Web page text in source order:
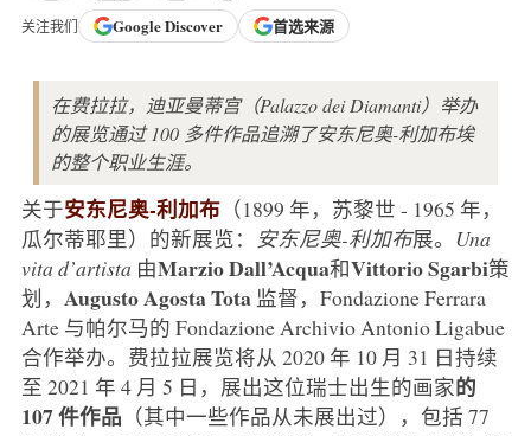
关注我们 GoogleDiscover 首选来源
在费拉拉，迪亚曼蒂宫（Palazzo dei Diamanti）举办
的展览通过 100 多件作品追溯了安东尼奥-利加布埃
的整个职业生涯。
关于安东尼奥-利加布（1899 年，苏黎世 - 1965 年，
瓜尔蒂耶里）的新展览：
安东尼奥-利加布展。 Una
vita d’artista 由Marzio Dall’Acqua和Vittorio Sgarbi策
划， Augusto Agosta Tota 监督，Fondazione Ferrara
Arte 与帕尔马的 Fondazione Archivio Antonio Ligabue
合作举办。费拉拉展览将从 2020 年 10 月 31 日持续
至 2021 年 4 月 5 日，展出这位瑞士出生的画家的
107 件作品 （其中一些作品从未展出过），包括 77